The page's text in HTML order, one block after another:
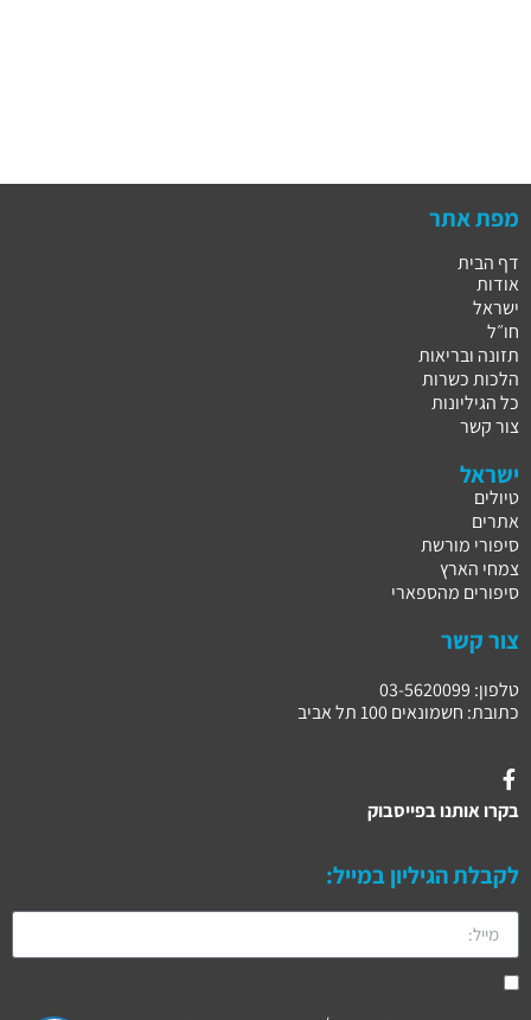
מפת אתר
דף הבית
אודות
ישראל
חו״ל
תזונה ובריאות
הלכות כשרות
כל הגיליונות
צור קשר
ישראל
טיולים
אתרים
סיפורי מורשת
צמחי הארץ
סיפורים מהספארי
צור קשר
טלפון: 03-5620099
כתובת: חשמונאים 100 תל אביב
בקרו אותנו בפייסבוק
לקבלת הגיליון במייל: